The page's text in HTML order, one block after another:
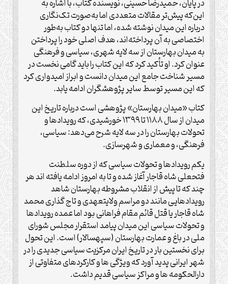
در پایان، حمیدرضا حسینی، نویسنده کتاب، با اشاره به
این‌که پیش‌تر مقالات متعددی اما به‌صورت تک‌نگاری
درباره این میدان نوشته شده، اما تنها دو کتاب به‌طور
اختصاصی به آن پرداخته‌اند، هدف اصلی خود را پرداختن
به میدان بهارستان از سه لایه شهری، سیاسی و فرهنگی
عنوان کرد. او تأکید کرد که این کتاب را باید گامی نخست در
مسیر شناخت جامع این میدان دانست و ابراز امیدواری کرد
که این مسیر توسط سایر پژوهشگران ادامه یابد.
کتاب «میدان بهارستان» پژوهشی است درباره تاریخ این
میدان از سال ۱۱۸۸ تا ۱۳۹۹ خورشیدی، که رویدادها و
تحولات بهارستان را در سه لایه شرح می‌دهد: سیاسی،
فرهنگی، و معماری و شهرسازی.
یکم رویدادها و تحولات سیاسی که از دوره سلطنت
فتحعلی شاه قاجار آغاز شده و تا به امروز ادامه یافته اند هر
چند که تا پیش از انقلاب مشروطه بهارستان شاهد
رویدادهایی مانند دو مراسم ولایتعهدی و تاج گذاری محمد
شاه قاجار یا قتل قائم مقام فراهانی بود اما عمده رویدادها
و تحولات سیاسی این میدان پیامد استقرار مجلس شورای
ملی در باغ و عمارت بهارستان (سپهسالار) است. این تحول
برای نخستین بار در تاریخ ایران مرکزیت سیاسی جدیدی را در
شهر ایرانی پدید آورد که ویژگی ها و کارکردهای متفاوتی از
دارالحکومه ها و مراکز سیاسی قدیم داشت.